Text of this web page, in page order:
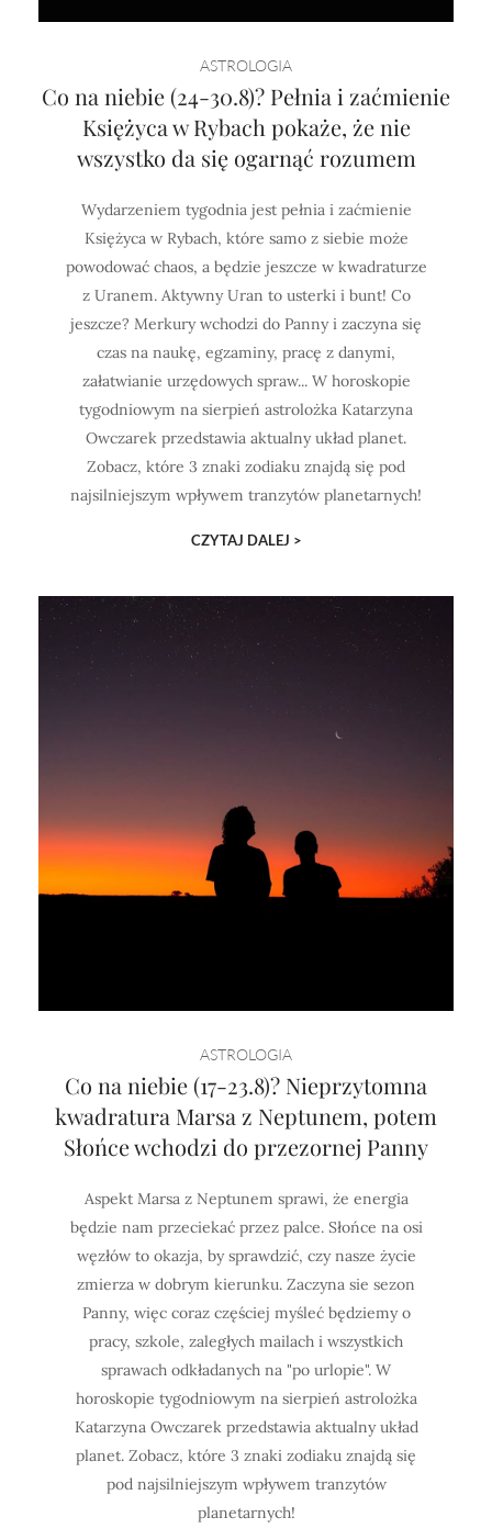
ASTROLOGIA
Co na niebie (24-30.8)? Pełnia i zaćmienie
Księżyca w Rybach pokaże, że nie
wszystko da się ogarnąć rozumem
Wydarzeniem tygodnia jest pełnia i zaćmienie
Księżyca w Rybach, które samo z siebie może
powodować chaos, a będzie jeszcze w kwadraturze
z Uranem. Aktywny Uran to usterki i bunt! Co
jeszcze? Merkury wchodzi do Panny i zaczyna się
czas na naukę, egzaminy, pracę z danymi,
załatwianie urzędowych spraw... W horoskopie
tygodniowym na sierpień astrolożka Katarzyna
Owczarek przedstawia aktualny układ planet.
Zobacz, które 3 znaki zodiaku znajdą się pod
najsilniejszym wpływem tranzytów planetarnych!
CZYTAJ DALEJ >
ASTROLOGIA
Co na niebie (17-23.8)? Nieprzytomna
kwadratura Marsa z Neptunem, potem
Słońce wchodzi do przezornej Panny
Aspekt Marsa z Neptunem sprawi, że energia
będzie nam przeciekać przez palce. Słońce na osi
węzłów to okazja, by sprawdzić, czy nasze życie
zmierza w dobrym kierunku. Zaczyna sie sezon
Panny, więc coraz częściej myśleć będziemy o
pracy, szkole, zaległych mailach i wszystkich
sprawach odkładanych na "po urlopie". W
horoskopie tygodniowym na sierpień astrolożka
Katarzyna Owczarek przedstawia aktualny układ
planet. Zobacz, które 3 znaki zodiaku znajdą się
pod najsilniejszym wpływem tranzytów
planetarnych!